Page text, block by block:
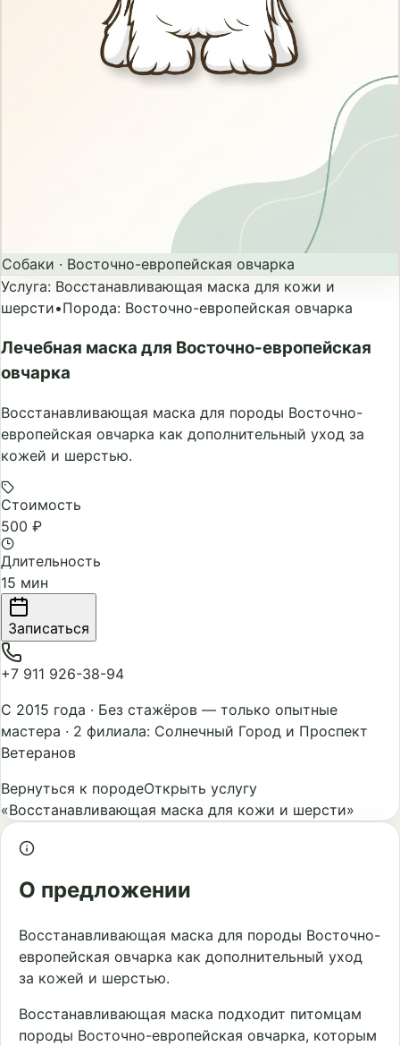
Собаки · Восточно-европейская овчарка
Услуга: Восстанавливающая маска для кожи и
шерсти•Порода: Восточно-европейская овчарка
Лечебная маска для Восточно-европейская
овчарка
Восстанавливающая маска для породы Восточно-
европейская овчарка как дополнительный уход за
кожей и шерстью.
Стоимость
500 ₽
Длительность
15 мин
Записаться
+7 911 926-38-94
С 2015 года · Без стажёров — только опытные
мастера · 2 филиала: Солнечный Город и Проспект
Ветеранов
Вернуться к породеОткрыть услугу
«Восстанавливающая маска для кожи и шерсти»
О предложении
Восстанавливающая маска для породы Восточно-
европейская овчарка как дополнительный уход
за кожей и шерстью.
Восстанавливающая маска подходит питомцам
породы Восточно-европейская овчарка, которым